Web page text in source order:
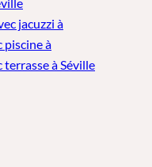
jacuzzi à
à
à Séville